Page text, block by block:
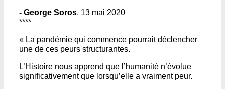
- George Soros, 13 mai 2020
****
« La pandémie qui commence pourrait déclencher
une de ces peurs structurantes.
L’Histoire nous apprend que l’humanité n’évolue
significativement que lorsqu’elle a vraiment peur.